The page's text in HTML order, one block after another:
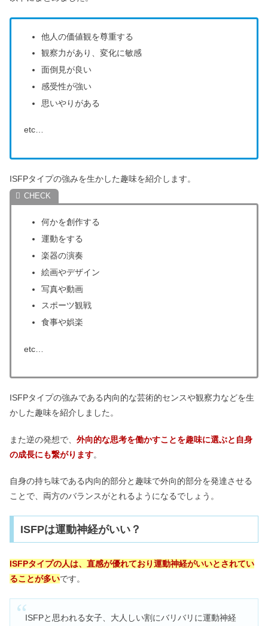
他人の価値観を尊重する
観察力があり、変化に敏感
面倒見が良い
感受性が強い
思いやりがある
etc…
ISFPタイプの強みを生かした趣味を紹介します。
何かを創作する
運動をする
楽器の演奏
絵画やデザイン
写真や動画
スポーツ観戦
食事や娯楽
etc…
ISFPタイプの強みである内向的な芸術的センスや観察力などを生
かした趣味を紹介しました。
また逆の発想で、 外向的な思考を働かすことを趣味に選ぶと自身
の成長にも繋がります。
自身の持ち味である内向的部分と趣味で外向的部分を発達させる
ことで、両方のバランスがとれるようになるでしょう。
ISFPは運動神経がいい？
ISFPタイプの人は、直感が優れており運動神経がいいとされてい
ることが多いです。
ISFPと思われる女子、大人しい割にバリバリに運動神経